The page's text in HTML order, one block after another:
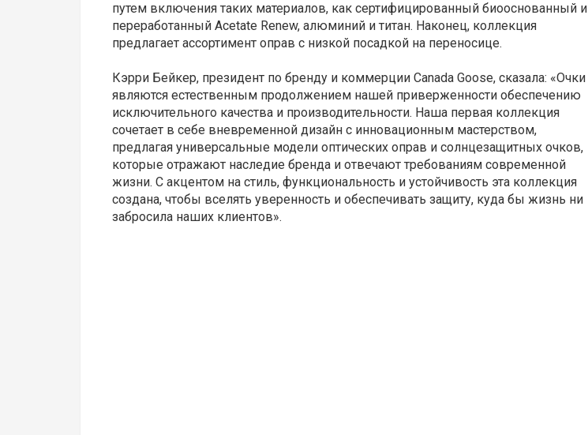
путем включения таких материалов, как сертифицированный биооснованный и
переработанный Acetate Renew, алюминий и титан. Наконец, коллекция
предлагает ассортимент оправ с низкой посадкой на переносице.
Кэрри Бейкер, президент по бренду и коммерции Canada Goose, сказала: «Очки
являются естественным продолжением нашей приверженности обеспечению
исключительного качества и производительности. Наша первая коллекция
сочетает в себе вневременной дизайн с инновационным мастерством,
предлагая универсальные модели оптических оправ и солнцезащитных очков,
которые отражают наследие бренда и отвечают требованиям современной
жизни. С акцентом на стиль, функциональность и устойчивость эта коллекция
создана, чтобы вселять уверенность и обеспечивать защиту, куда бы жизнь ни
забросила наших клиентов».